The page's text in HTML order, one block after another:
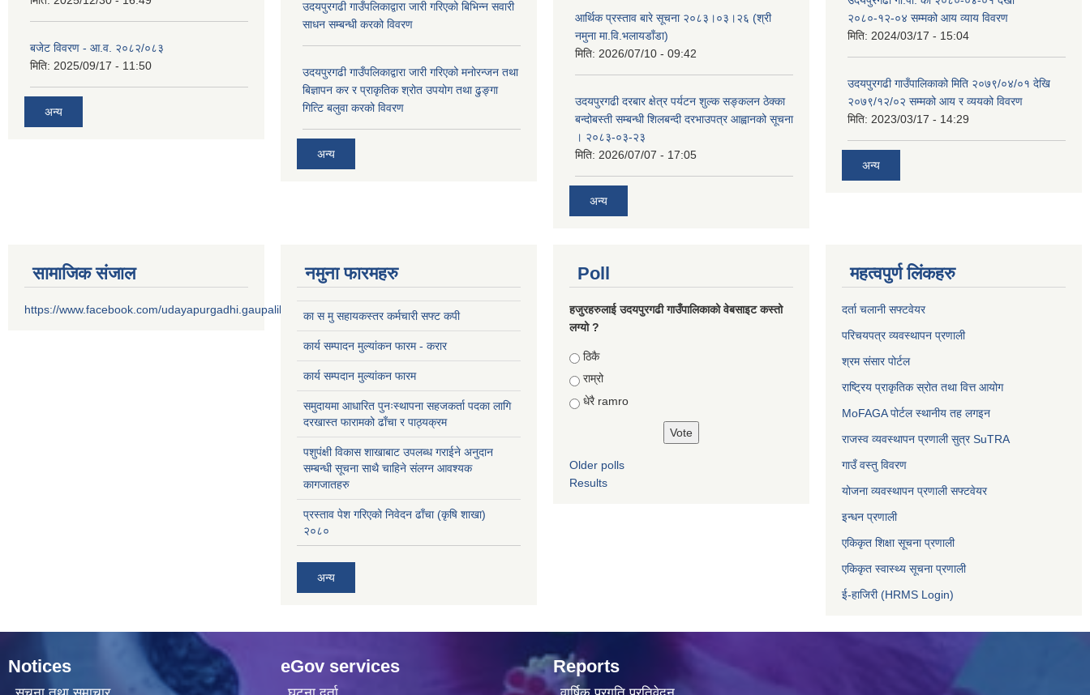
बजेट विवरण - आ.व. २०८२/०८३
मिति: 2025/09/17 - 11:50
अन्य
उदयपुरगढी गाउँपलिकाद्वारा जारी गरिएको बिभिन्न सवारी
साधन सम्बन्धी करको विवरण
उदयपुरगढी गाउँपलिकाद्वारा जारी गरिएको मनोरन्जन तथा
बिज्ञापन कर र प्राकृतिक श्रोत उपयोग तथा ढुङ्गा
गित्टि बलुवा करको विवरण
अन्य
आर्थिक प्रस्ताव बारे सूचना २०८३।०३।२६ (श्री
नमुना मा.वि.भलायडाँडा)
मिति: 2026/07/10 - 09:42
उदयपुरगढी दरबार क्षेत्र पर्यटन शुल्क सङ्कलन ठेक्का
बन्दोबस्ती सम्बन्धी शिलबन्दी दरभाउपत्र आह्वानको सूचना
। २०८३-०३-२३
मिति: 2026/07/07 - 17:05
अन्य
२०८०-१२-०४ सम्मको आय व्याय विवरण
मिति: 2024/03/17 - 15:04
उदयपुरगढी गाउँपालिकाको मिति २०७९/०४/०१ देखि
२०७९/१२/०२ सम्मको आय र व्ययको विवरण
मिति: 2023/03/17 - 14:29
अन्य
सामाजिक संजाल
https://www.facebook.com/udayapurgadhi.gaupalika
नमुना फारमहरु
का स मु सहायकस्तर कर्मचारी सफ्ट कपी
कार्य सम्पादन मुल्यांकन फारम - करार
कार्य सम्पदान मुल्यांकन फारम
समुदायमा आधारित पुनःस्थापना सहजकर्ता पदका लागि
दरखास्त फारामको ढाँचा र पाठ्यक्रम
पशुपंक्षी विकास शाखाबाट उपलब्ध गराईने अनुदान
सम्बन्धी सूचना साथै चाहिने संलग्न आवश्यक
कागजातहरु
प्रस्ताव पेश गरिएको निवेदन ढाँचा (कृषि शाखा)
२०८०
अन्य
Poll
हजुरहरुलाई उदयपुरगढी गाउँपालिकाको वेबसाइट कस्तो
लग्यो ?
Choices
ठिकै
राम्रो
धेरै ramro
Older polls
Results
महत्वपुर्ण लिंकहरु
दर्ता चलानी सफ्टवेयर
परिचयपत्र व्यवस्थापन प्रणाली
श्रम संसार पोर्टल
राष्ट्रिय प्राकृतिक स्रोत तथा वित्त आयोग
MoFAGA पोर्टल स्थानीय तह लगइन
राजस्व व्यवस्थापन प्रणाली सुत्र SuTRA
गाउँ वस्तु विवरण
योजना व्यवस्थापन प्रणाली सफ्टवेयर
इन्धन प्रणाली
एकिकृत शिक्षा सूचना प्रणाली
एकिकृत स्वास्थ्य सूचना प्रणाली
ई-हाजिरी (HRMS Login)
Notices eGov services Reports